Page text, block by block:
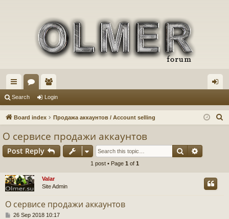
ui
ck
or
u
e
m in
Search Login
Board index Продажа аккаунтов / Account selling
О сервисе продажи аккаунтов
Post Reply Search
1 post • Page 1 of 1
Valar
Site Admin
О сервисе продажи аккаунтов
P26 Sep 2018 10:17